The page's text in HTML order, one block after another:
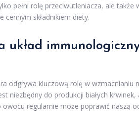
pełni rolę przeciwutleniacza, ale
cennym składnikiem diety.
układ
odgrywa kluczową rolę w wzmacnianiu
niezbędny do produkcji białych
regularnie może poprawić naszą